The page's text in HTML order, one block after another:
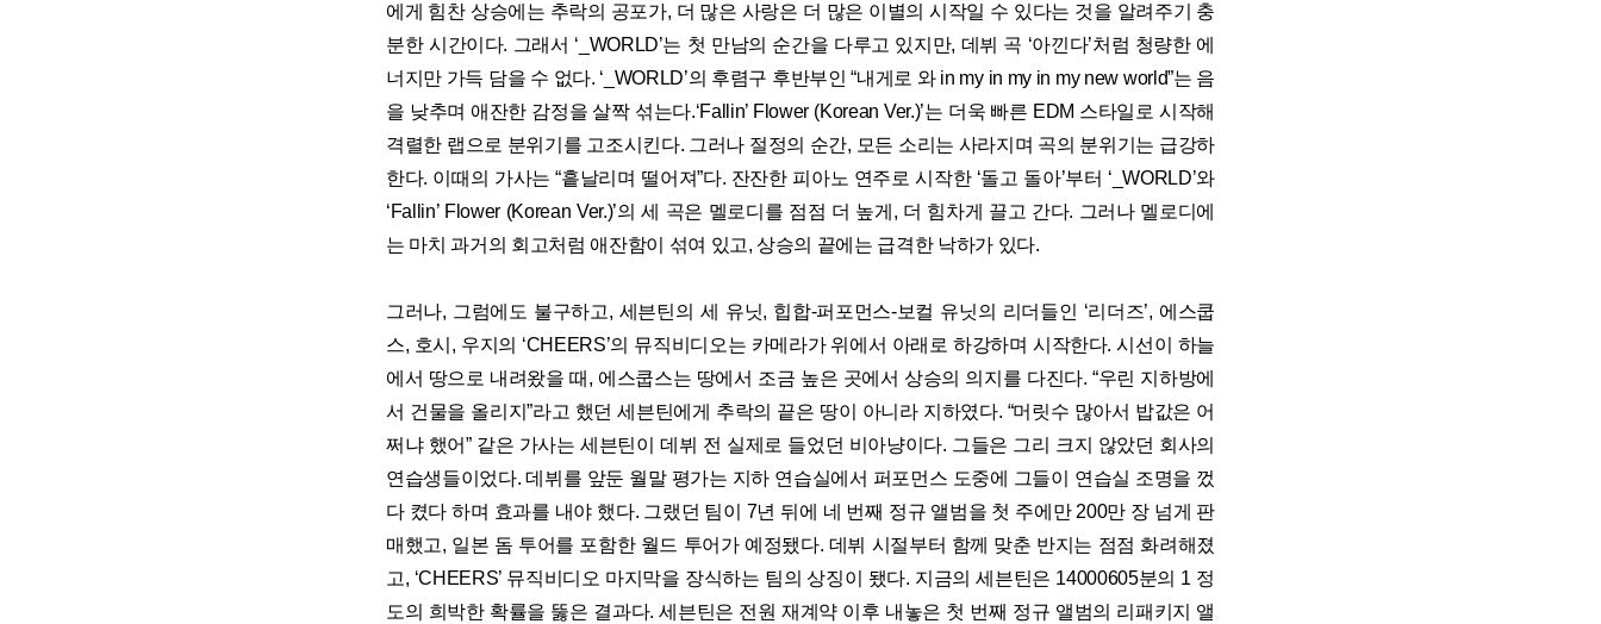
에게 힘찬 상승에는 추락의 공포가, 더 많은 사랑은 더 많은 이별의 시작일 수 있다는 것을 알려주기 충
분한 시간이다. 그래서 ‘_WORLD’는 첫 만남의 순간을 다루고 있지만, 데뷔 곡 ‘아낀다’처럼 청량한 에
너지만 가득 담을 수 없다. ‘_WORLD’의 후렴구 후반부인 “내게로 와 in my in my in my new world”는 음
을 낮추며 애잔한 감정을 살짝 섞는다.‘Fallin’ Flower (Korean Ver.)’는 더욱 빠른 EDM 스타일로 시작해
격렬한 랩으로 분위기를 고조시킨다. 그러나 절정의 순간, 모든 소리는 사라지며 곡의 분위기는 급강하
한다. 이때의 가사는 “흩날리며 떨어져”다. 잔잔한 피아노 연주로 시작한 ‘돌고 돌아’부터 ‘_WORLD’와
‘Fallin’ Flower (Korean Ver.)’의 세 곡은 멜로디를 점점 더 높게, 더 힘차게 끌고 간다. 그러나 멜로디에
는 마치 과거의 회고처럼 애잔함이 섞여 있고, 상승의 끝에는 급격한 낙하가 있다.
그러나, 그럼에도 불구하고, 세븐틴의 세 유닛, 힙합-퍼포먼스-보컬 유닛의 리더들인 ‘리더즈’, 에스쿱
스, 호시, 우지의 ‘CHEERS’의 뮤직비디오는 카메라가 위에서 아래로 하강하며 시작한다. 시선이 하늘
에서 땅으로 내려왔을 때, 에스쿱스는 땅에서 조금 높은 곳에서 상승의 의지를 다진다. “우린 지하방에
서 건물을 올리지”라고 했던 세븐틴에게 추락의 끝은 땅이 아니라 지하였다. “머릿수 많아서 밥값은 어
쩌냐 했어” 같은 가사는 세븐틴이 데뷔 전 실제로 들었던 비아냥이다. 그들은 그리 크지 않았던 회사의
연습생들이었다. 데뷔를 앞둔 월말 평가는 지하 연습실에서 퍼포먼스 도중에 그들이 연습실 조명을 껐
다 켰다 하며 효과를 내야 했다. 그랬던 팀이 7년 뒤에 네 번째 정규 앨범을 첫 주에만 200만 장 넘게 판
매했고, 일본 돔 투어를 포함한 월드 투어가 예정됐다. 데뷔 시절부터 함께 맞춘 반지는 점점 화려해졌
고, ‘CHEERS’ 뮤직비디오 마지막을 장식하는 팀의 상징이 됐다. 지금의 세븐틴은 14000605분의 1 정
도의 희박한 확률을 뚫은 결과다. 세븐틴은 전원 재계약 이후 내놓은 첫 번째 정규 앨범의 리패키지 앨